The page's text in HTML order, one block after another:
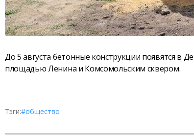
До 5 августа бетонные конструкции появятся в
площадью Ленина и Комсомольским сквером.
Тэги:#общество